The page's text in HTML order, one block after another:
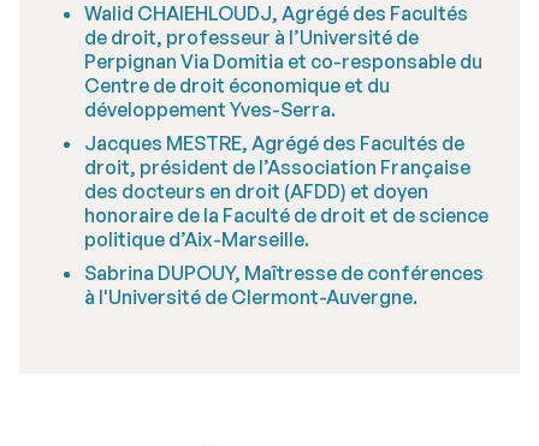
Walid CHAIEHLOUDJ, Agrégé des Facultés
de droit, professeur à l’Université de
Perpignan Via Domitia et co-responsable du
Centre de droit économique et du
développement Yves-Serra.
Jacques MESTRE, Agrégé des Facultés de
droit, président de l’Association Française
des docteurs en droit (AFDD) et doyen
honoraire de la Faculté de droit et de science
politique d’Aix-Marseille.
Sabrina DUPOUY, Maîtresse de conférences
à l'Université de Clermont-Auvergne.